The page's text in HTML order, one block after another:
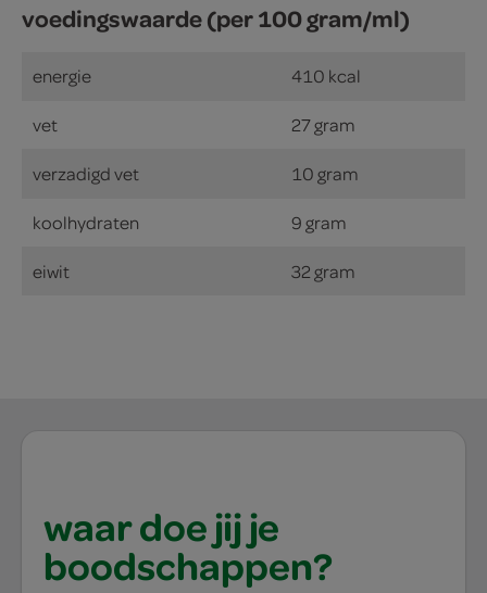
voedingswaarde (per 100 gram/ml)
energie 410 kcal
vet 27 gram
verzadigd vet 10 gram
koolhydraten 9 gram
eiwit 32 gram
waar doe jij je
boodschappen?